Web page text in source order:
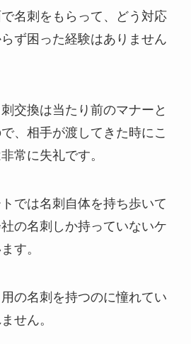
名刺をもらって、どう対応
ず困った経験はありません
交換は当たり前のマナーと
、相手が渡してきた時にこ
常に失礼です。
では名刺自体を持ち歩いて
の名刺しか持っていないケ
す。
の名刺を持つのに憧れてい
せん。